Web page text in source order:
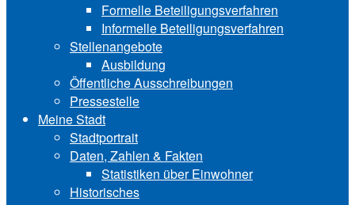
Formelle Beteiligungsverfahren
Informelle Beteiligungsverfahren
Stellenangebote
Ausbildung
Öffentliche Ausschreibungen
Pressestelle
Meine Stadt
Stadtportrait
Daten, Zahlen & Fakten
Statistiken über Ein‍woh‍ner
Historisches